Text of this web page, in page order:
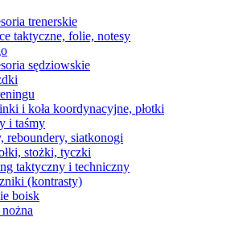
trenerskie
taktyczne, folie, notesy
sędziowskie
i koła koordynacyjne, płotki
i taśmy
reboundery, siatkonogi
stożki, tyczki
taktyczny i techniczny
(kontrasty)
boisk
nożna